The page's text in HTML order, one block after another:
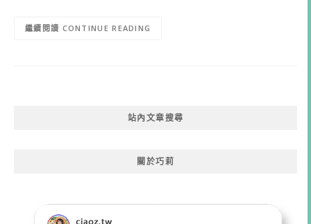
CONTINUE READING
站內文章搜尋
關於巧莉